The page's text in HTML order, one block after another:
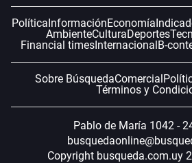
PolíticaInformaciónEconomía
AmbienteCulturaDeportes
Financial timesInternacionalB-
Sobre BúsquedaComercial
Términos y
Pablo de María 1042 -
Copyright busqueda.com.uy